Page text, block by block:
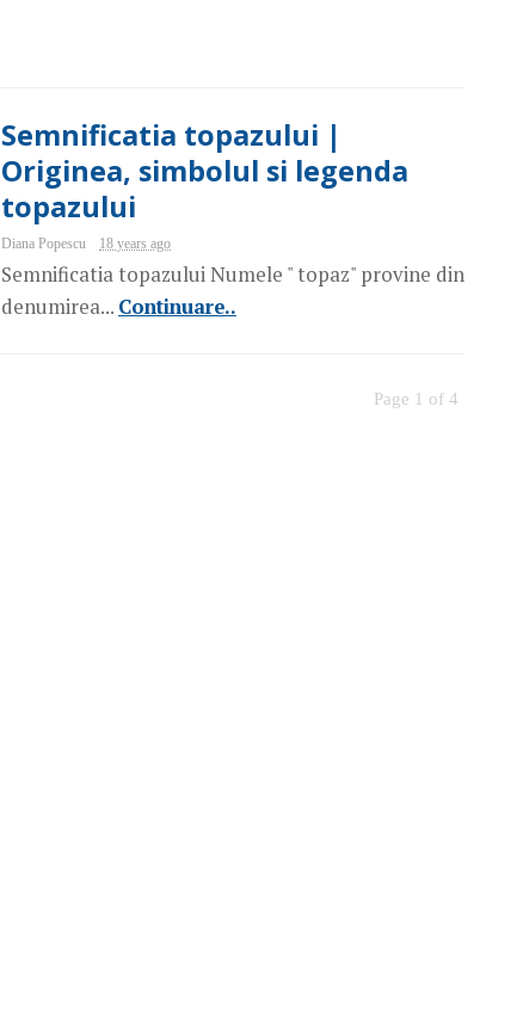
Semnificatia topazului |
Originea, simbolul si legenda
topazului
Diana Popescu 18 years ago
Semnificatia topazului Numele " topaz" provine din
denumirea... Continuare..
Page 1 of 4